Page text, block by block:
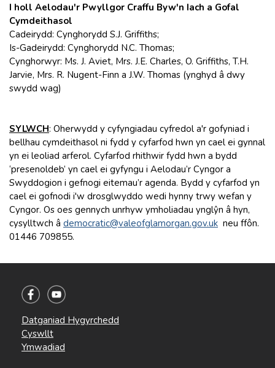
I holl Aelodau'r Pwyllgor Craffu Byw'n Iach a Gofal
Cymdeithasol
Cadeirydd: Cynghorydd S.J. Griffiths;
Is-Gadeirydd: Cynghorydd N.C. Thomas;
Cynghorwyr: Ms. J. Aviet, Mrs. J.E. Charles, O. Griffiths, T.H.
Jarvie, Mrs. R. Nugent-Finn a J.W. Thomas (ynghyd â dwy
swydd wag)
SYLWCH: Oherwydd y cyfyngiadau cyfredol a'r gofyniad i
bellhau cymdeithasol ni fydd y cyfarfod hwn yn cael ei gynnal
yn ei leoliad arferol. Cyfarfod rhithwir fydd hwn a bydd
‘presenoldeb’ yn cael ei gyfyngu i Aelodau’r Cyngor a
Swyddogion i gefnogi eitemau’r agenda. Bydd y cyfarfod yn
cael ei gofnodi i'w drosglwyddo wedi hynny trwy wefan y
Cyngor. Os oes gennych unrhyw ymholiadau ynglŷn â hyn,
cysylltwch â democratic@valeofglamorgan.gov.uk neu ffôn.
01446 709855.
Datganiad Hygyrchedd
Cyswllt
Ymwadiad